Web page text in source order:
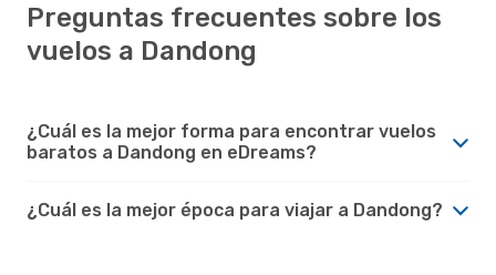
Preguntas frecuentes sobre los
vuelos a Dandong
¿Cuál es la mejor forma para encontrar vuelos
baratos a Dandong en eDreams?
¿Cuál es la mejor época para viajar a Dandong?